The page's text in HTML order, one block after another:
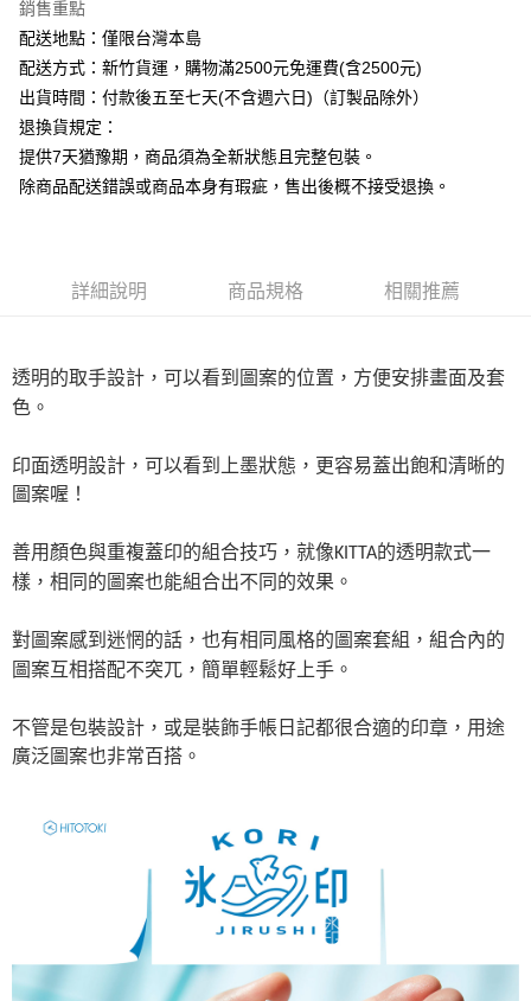
銷售重點
配送地點：僅限台灣本島
配送方式：新竹貨運，購物滿2500元免運費(含2500元)
出貨時間：付款後五至七天(不含週六日)（訂製品除外）
退換貨規定：
提供7天猶豫期，商品須為全新狀態且完整包裝。
除商品配送錯誤或商品本身有瑕疵，售出後概不接受退換。
詳細說明 商品規格 相關推薦
透明的取手設計，可以看到圖案的位置，方便安排畫面及套
色。
印面透明設計，可以看到上墨狀態，更容易蓋出飽和清晰的
圖案喔！
善用顏色與重複蓋印的組合技巧，就像KITTA的透明款式一
樣，相同的圖案也能組合出不同的效果。
對圖案感到迷惘的話，也有相同風格的圖案套組，組合內的
圖案互相搭配不突兀，簡單輕鬆好上手。
不管是包裝設計，或是裝飾手帳日記都很合適的印章，用途
廣泛圖案也非常百搭。